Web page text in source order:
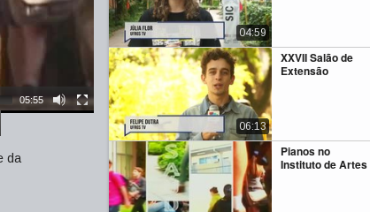
05:55
da
04:59
XXVII Salão de
Extensão
06:13
Pianos no
Instituto de Artes